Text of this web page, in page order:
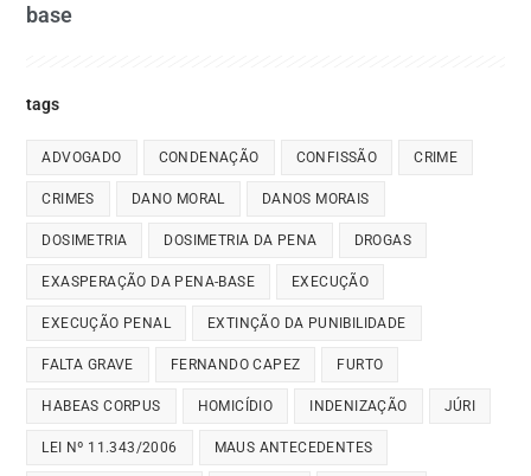
base
tags
ADVOGADO CONDENAÇÃO CONFISSÃO CRIME
CRIMES DANO MORAL DANOS MORAIS
DOSIMETRIA DOSIMETRIA DA PENA DROGAS
EXASPERAÇÃO DA PENA-BASE EXECUÇÃO
EXECUÇÃO PENAL EXTINÇÃO DA PUNIBILIDADE
FALTA GRAVE FERNANDO CAPEZ FURTO
HABEAS CORPUS HOMICÍDIO INDENIZAÇÃO JÚRI
LEI Nº 11.343/2006 MAUS ANTECEDENTES